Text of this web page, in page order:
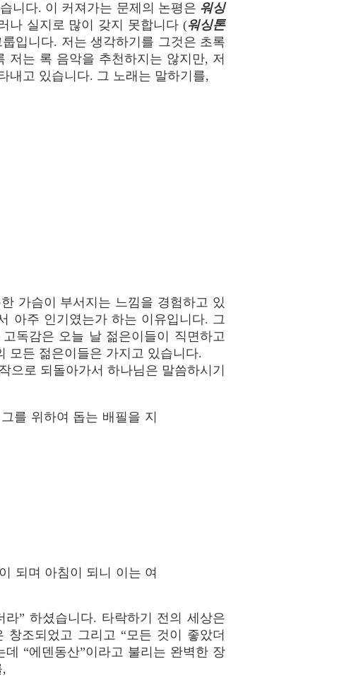
니다. 이 커져가는 문제의 논평은 워싱
나 실지로 많이 갖지 못합니다 (워싱톤
입니다. 저는 생각하기를 그것은 초록
저는 록 음악을 추천하지는 않지만, 저
내고 있습니다. 그 노래는 말하기를,
가슴이 부서지는 느낌을 경험하고 있
아주 인기였는가 하는 이유입니다. 그
독감은 오늘 날 젊은이들이 직면하고
모든 젊은이들은 가지고 있습니다.
으로 되돌아가서 하나님은 말씀하시기
를 위하여 돕는 배필을 지
되며 아침이 되니 이는 여
” 하셨습니다. 타락하기 전의 세상은
조되었고 그리고 “모든 것이 좋았더
“에덴동산”이라고 불리는 완벽한 장